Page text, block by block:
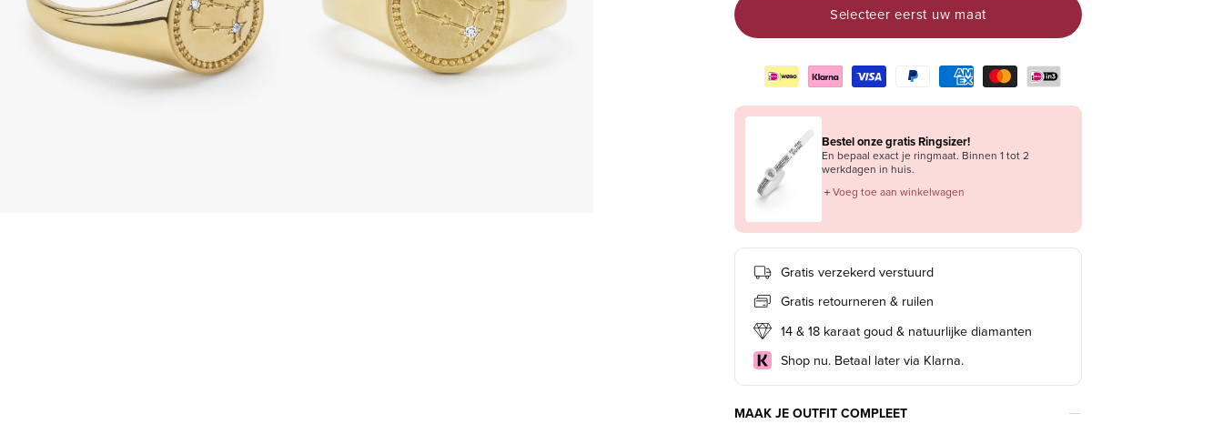
Selecteer eerst uw maat
Bestel onze gratis Ringsizer!
En bepaal exact je ringmaat. Binnen 1 tot 2
werkdagen in huis.
＋Voeg toe aan winkelwagen
Gratis verzekerd verstuurd
Gratis retourneren & ruilen
14 & 18 karaat goud & natuurlijke diamanten
Shop nu. Betaal later via Klarna.
MAAK JE OUTFIT COMPLEET